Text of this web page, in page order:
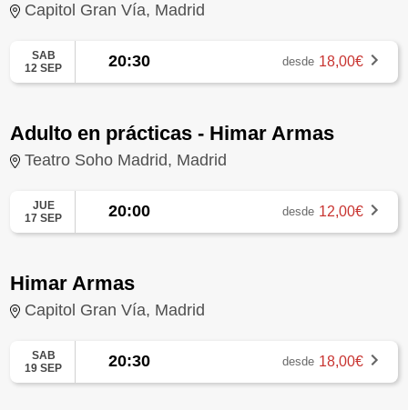
Capitol Gran Vía, Madrid
SAB
12 SEP
20:30 desde 18,00€
Adulto en prácticas - Himar Armas
Teatro Soho Madrid, Madrid
JUE
17 SEP
20:00 desde 12,00€
Himar Armas
Capitol Gran Vía, Madrid
SAB
19 SEP
20:30 desde 18,00€